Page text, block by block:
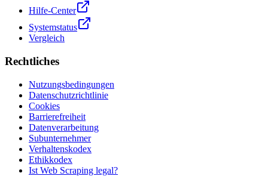
Hilfe-Center
Systemstatus
Vergleich
Rechtliches
Nutzungsbedingungen
Datenschutzrichtlinie
Cookies
Barrierefreiheit
Datenverarbeitung
Subunternehmer
Verhaltenskodex
Ethikkodex
Ist Web Scraping legal?